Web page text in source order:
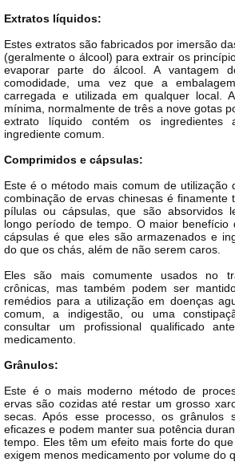
Extratos líquidos:
Estes extratos são fabricados por imersão
(geralmente o álcool) para extrair os
evaporar parte do álcool. A vantagem
comodidade, uma vez que a
carregada e utilizada em qualquer local.
mínima, normalmente de três a nove gotas
extrato líquido contém os
ingrediente comum.
Comprimidos e cápsulas:
Este é o método mais comum de utilização
combinação de ervas chinesas é finamente
pílulas ou cápsulas, que são absorvidos
longo período de tempo. O maior benefício
cápsulas é que eles são armazenados e
do que os chás, além de não serem caros.
Eles são mais comumente usados no
crônicas, mas também podem ser
remédios para a utilização em doenças
comum, a indigestão, ou uma
consultar um profissional qualificado
medicamento.
Grânulos:
Este é o mais moderno método de
ervas são cozidas até restar um grosso
secas. Após esse processo, os grânulos
eficazes e podem manter sua potência
tempo. Eles têm um efeito mais forte do
exigem menos medicamento por volume do